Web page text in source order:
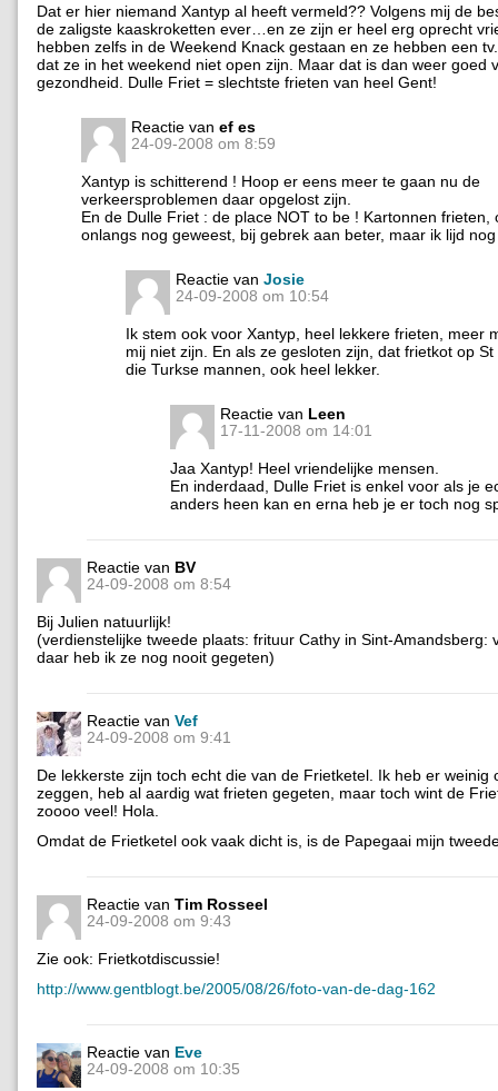
Dat er hier niemand Xantyp al heeft vermeld?? Volgens mij de
de zaligste kaaskroketten ever…en ze zijn er heel erg oprecht
hebben zelfs in de Weekend Knack gestaan en ze hebben een
dat ze in het weekend niet open zijn. Maar dat is dan weer goed
gezondheid. Dulle Friet = slechtste frieten van heel Gent!
Reactie van ef es
24-09-2008 om 8:59
Xantyp is schitterend ! Hoop er eens meer te gaan nu de
verkeersproblemen daar opgelost zijn.
En de Dulle Friet : de place NOT to be ! Kartonnen
onlangs nog geweest, bij gebrek aan beter, maar ik lijd
Reactie van Josie
24-09-2008 om 10:54
Ik stem ook voor Xantyp, heel lekkere frieten, meer
mij niet zijn. En als ze gesloten zijn, dat frietkot op
die Turkse mannen, ook heel lekker.
Reactie van Leen
17-11-2008 om 14:01
Jaa Xantyp! Heel vriendelijke mensen.
En inderdaad, Dulle Friet is enkel voor als je
anders heen kan en erna heb je er toch nog
Reactie van BV
24-09-2008 om 8:54
Bij Julien natuurlijk!
(verdienstelijke tweede plaats: frituur Cathy in Sint-Amandsberg:
daar heb ik ze nog nooit gegeten)
Reactie van Vef
24-09-2008 om 9:41
De lekkerste zijn toch echt die van de Frietketel. Ik heb er weinig
zeggen, heb al aardig wat frieten gegeten, maar toch wint de
zoooo veel! Hola.
Omdat de Frietketel ook vaak dicht is, is de Papegaai mijn
Reactie van Tim Rosseel
24-09-2008 om 9:43
Zie ook: Frietkotdiscussie!
http://www.gentblogt.be/2005/08/26/foto-van-de-dag-162
Reactie van Eve
24-09-2008 om 10:35